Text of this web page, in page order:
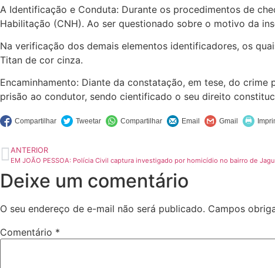
A Identificação e Conduta: Durante os procedimentos de
Habilitação (CNH). Ao ser questionado sobre o motivo da
Na verificação dos demais elementos identificadores, os
Titan de cor cinza.
Encaminhamento: Diante da constatação, em tese, do
prisão ao condutor, sendo cientificado o seu direito
ANTERIOR
EM JOÃO PESSOA: Polícia Civil captura investigado por homicídio no bairro de
Deixe um comentário
O seu endereço de e-mail não será publicado. Campos
Comentário *